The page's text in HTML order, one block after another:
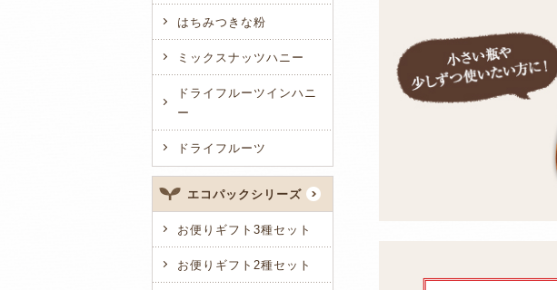
はちみつきな粉
ミックスナッツハニー
ドライフルーツインハニ
ー
ドライフルーツ
エコパックシリーズ
お便りギフト3種セット
お便りギフト2種セット